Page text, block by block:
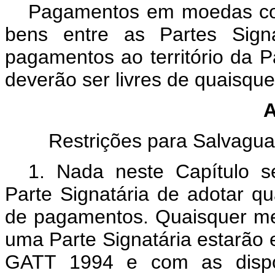
Pagamentos em moedas
bens entre as Partes
pagamentos ao território da
deverão ser livres de
Restrições para
1. Nada neste Capítulo
Parte Signatária de adotar
de pagamentos. Quaisquer
uma Parte Signatária estarão
GATT 1994 e com as